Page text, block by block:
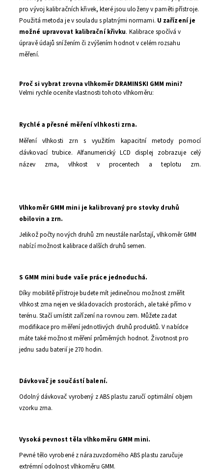
pro vývoj kalibračních křivek, které jsou uloženy v paměti přístroje.
Použitá metoda je v souladu s platnými normami. U zařízení je
možné upravovat kalibrační křivku. Kalibrace spočívá v
úpravě údajů snížením či zvýšením hodnot v celém rozsahu
měření.
Proč si vybrat zrovna vlhkoměr DRAMINSKI GMM mini?
Velmi rychle oceníte vlastnosti tohoto vlhkoměru:
Rychlé a přesné měření vlhkosti zrna.
Měření vlhkosti zrn s využitím kapacitní metody pomocí
dávkovací trubice. Alfanumerický LCD displej zobrazuje celý
název zrna, vlhkost v procentech a teplotu zrn.
Vlhkoměr GMM mini je kalibrovaný pro stovky druhů
obilovin a zrn.
Jelikož počty nových druhů zrn neustále narůstají, vlhkoměr GMM
nabízí možnost kalibrace dalších druhů semen.
S GMM mini bude vaše práce jednoduchá.
Díky mobilitě přístroje budete mít jedinečnou možnost změřit
vlhkost zrna nejen ve skladovacích prostorách, ale také přímo v
terénu. Stačí umístit zařízení na rovnou zem. Můžete zadat
modifikace pro měření jednotlivých druhů produktů. V nabídce
máte také možnost měření průměrných hodnot. Životnost pro
jednu sadu baterií je 270 hodin.
Dávkovač je součástí balení.
Odolný dávkovač vyrobený z ABS plastu zaručí optimální objem
vzorku zrna.
Vysoká pevnost těla vlhkoměru GMM mini.
Pevné tělo vyrobené z nárazuvzdorného ABS plastu zaručuje
extrémní odolnost vlhkoměru GMM.